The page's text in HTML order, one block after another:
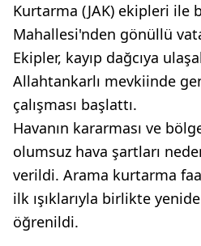
Kurtarma (JAK) ekipleri ile
Mahallesi'nden gönüllü
Ekipler, kayıp dağcıya
Allahtankarlı mevkiinde
çalışması başlattı.
Havanın kararması ve
olumsuz hava şartları
verildi. Arama kurtarma
ilk ışıklarıyla birlikte
öğrenildi.